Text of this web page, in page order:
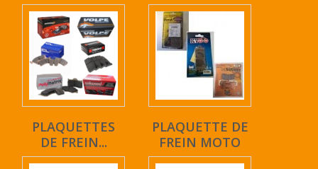
PLAQUETTES
DE FREIN...
PLAQUETTE DE
FREIN MOTO